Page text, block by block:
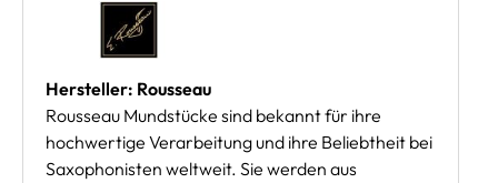
Hersteller: Rousseau
Rousseau Mundstücke sind bekannt für ihre
hochwertige Verarbeitung und ihre Beliebtheit bei
Saxophonisten weltweit. Sie werden aus